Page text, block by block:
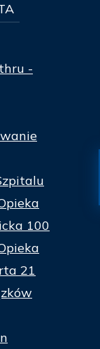
-
100
21